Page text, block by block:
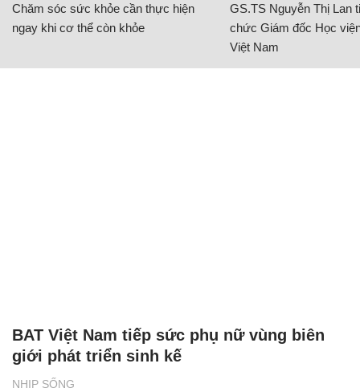
Chăm sóc sức khỏe cần thực hiện
ngay khi cơ thể còn khỏe
GS.TS Nguyễn Thị Lan
chức Giám đốc Học
Việt Nam
NHỊP SỐNG
BAT Việt Nam tiếp sức phụ nữ vùng biên
giới phát triển sinh kế